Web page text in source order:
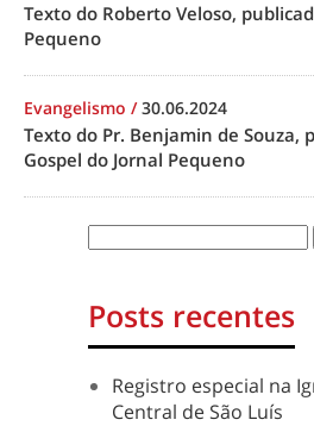
Texto do Roberto Veloso,
Pequeno
Evangelismo /30.06.2024
Texto do Pr. Benjamin de Souza,
Gospel do Jornal Pequeno
Posts recentes
Registro especial na
Central de São Luís